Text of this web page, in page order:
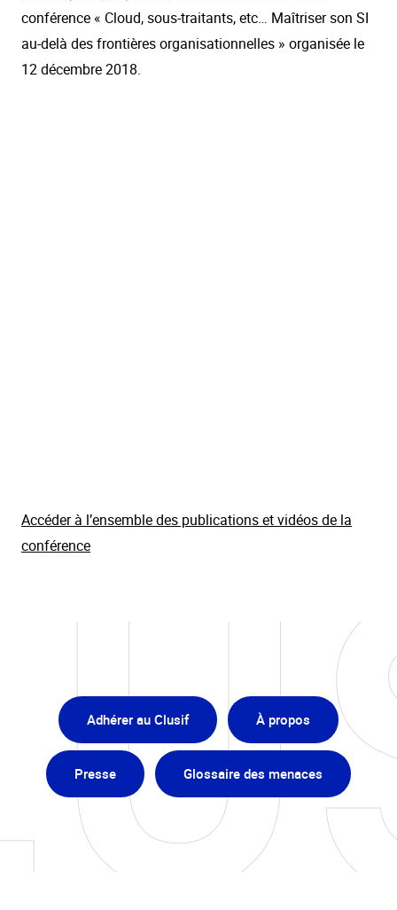
conférence « Cloud, sous-traitants, etc… Maîtriser son SI
au-delà des frontières organisationnelles » organisée le
12 décembre 2018.
Accéder à l’ensemble des publications et vidéos de la
conférence
Adhérer au Clusif À propos
Presse Glossaire des menaces